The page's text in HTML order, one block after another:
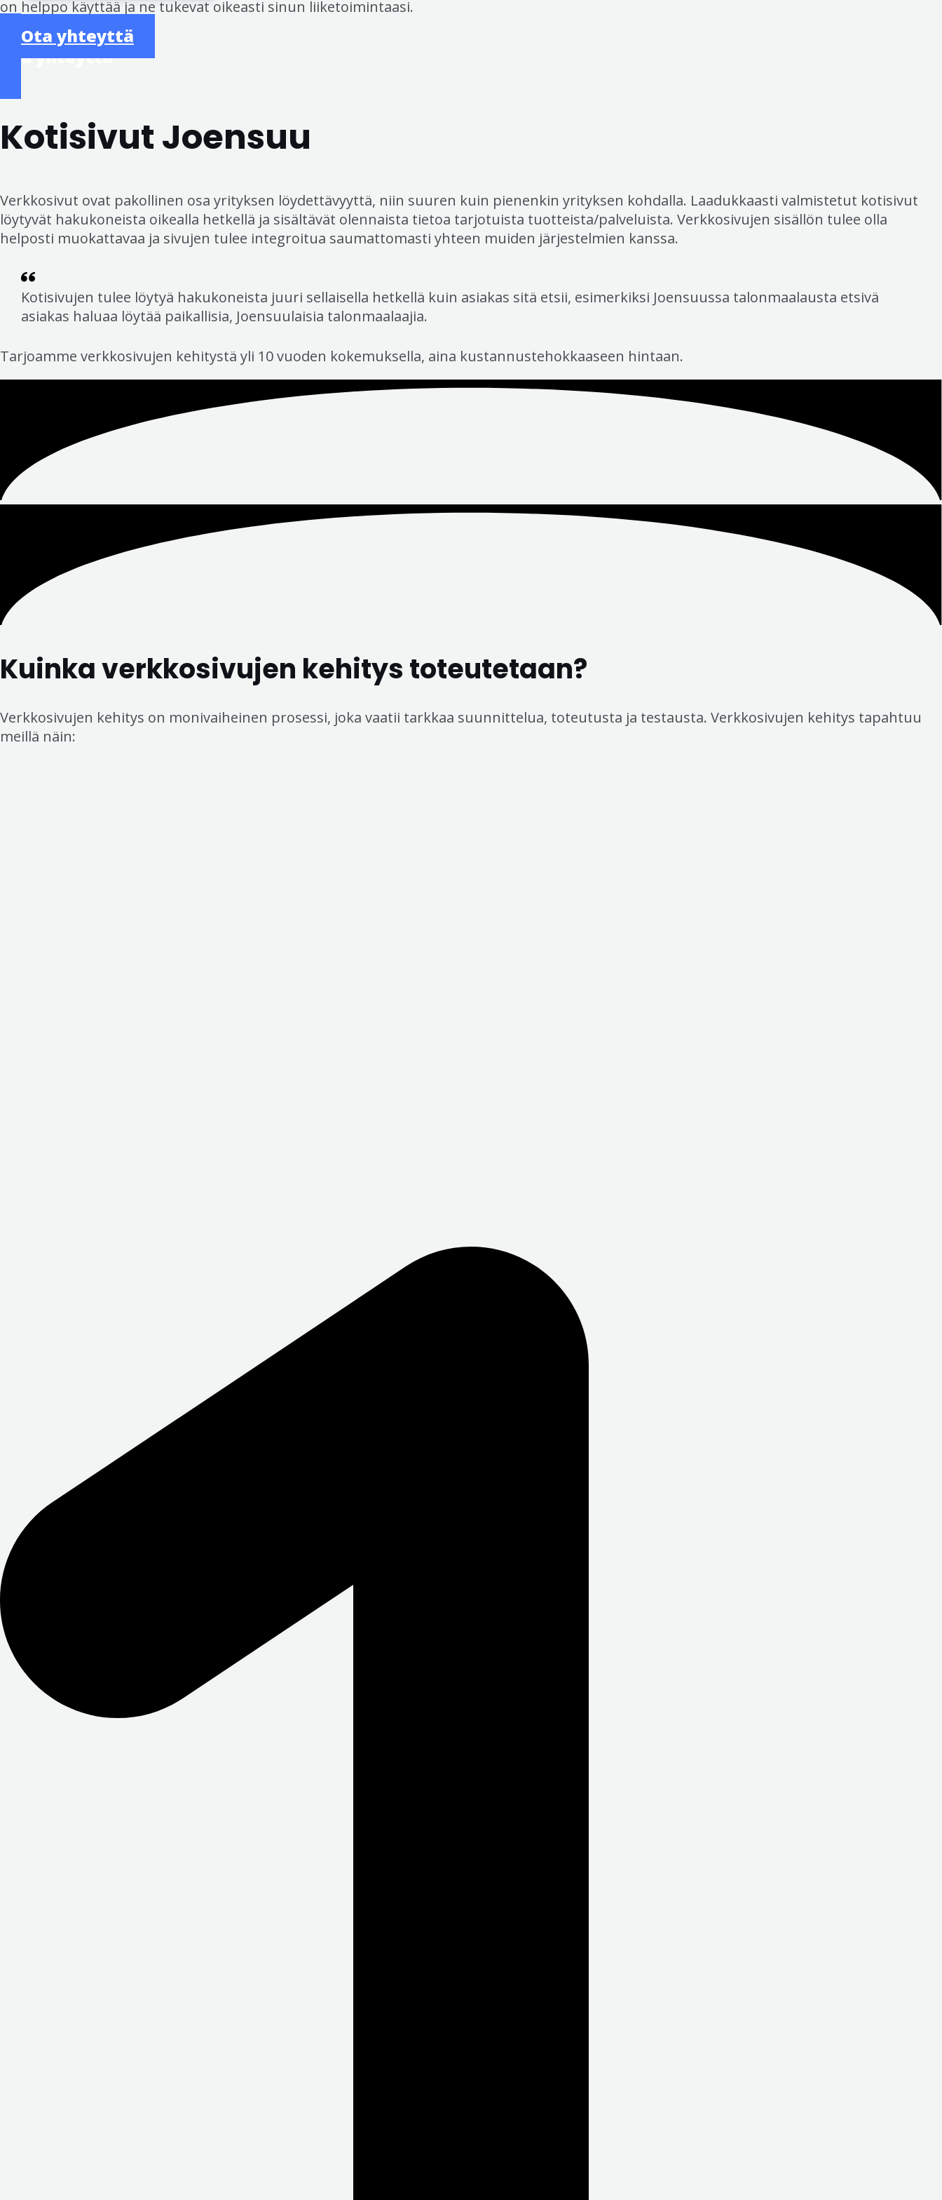
Ota yhteyttä
on helppo käyttää ja ne tukevat oikeasti sinun liiketoimintaasi.
Ota yhteyttä
Kotisivut Joensuu
Verkkosivut ovat pakollinen osa yrityksen löydettävyyttä, niin suuren kuin pienenkin yrityksen kohdalla. Laadukkaasti valmistetut kotisivut
löytyvät hakukoneista oikealla hetkellä ja sisältävät olennaista tietoa tarjotuista tuotteista/palveluista. Verkkosivujen sisällön tulee olla
helposti muokattavaa ja sivujen tulee integroitua saumattomasti yhteen muiden järjestelmien kanssa.
Kotisivujen tulee löytyä hakukoneista juuri sellaisella hetkellä kuin asiakas sitä etsii, esimerkiksi Joensuussa talonmaalausta etsivä
asiakas haluaa löytää paikallisia, Joensuulaisia talonmaalaajia.
Tarjoamme verkkosivujen kehitystä yli 10 vuoden kokemuksella, aina kustannustehokkaaseen hintaan.
Kuinka verkkosivujen kehitys toteutetaan?
Verkkosivujen kehitys on monivaiheinen prosessi, joka vaatii tarkkaa suunnittelua, toteutusta ja testausta. Verkkosivujen kehitys tapahtuu
meillä näin: